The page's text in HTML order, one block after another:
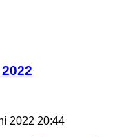
2022 20:44